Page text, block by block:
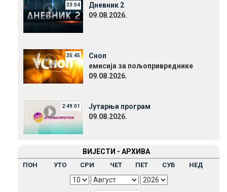
33:04
Дневник 2
09.08.2026.
35:45
Сноп
емисија за пољопривреднике
09.08.2026.
2:49:01
Јутарњи програм
09.08.2026.
ВИЈЕСТИ - АРХИВА
ПОН УТО СРИ ЧЕТ ПЕТ СУБ НЕД